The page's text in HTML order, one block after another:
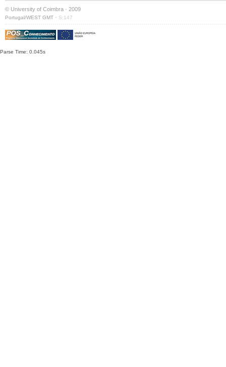
© University of Coimbra · 2009
Portugal/WEST GMT · S:147
Parse Time: 0.045s